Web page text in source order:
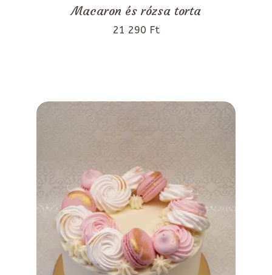
Macaron és rózsa torta
21 290 Ft